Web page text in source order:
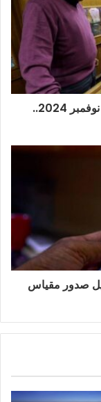
أسعار الذهب في مصر اليوم الجمعة 29 نوفمبر 2024..
صدور مقياس